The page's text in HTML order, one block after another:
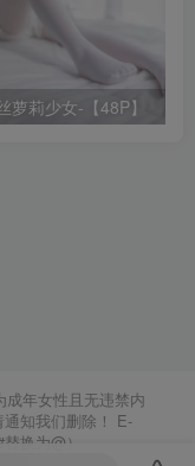
萝莉少女-【48P】
年女性且无违禁内
知我们删除！ E-
换为@）